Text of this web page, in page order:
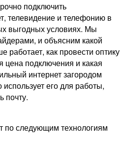
подключить
телевидение и телефонию в
выгодных условиях. Мы
и объясним какой
работает, как провести оптику
цена подключения и какая
интернет загородом
его для работы,
почту.
по следующим технологиям